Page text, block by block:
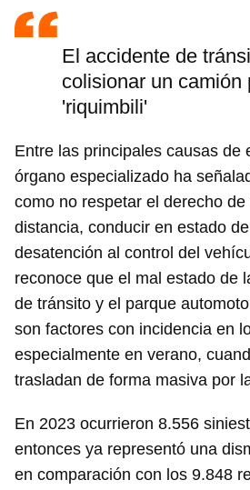
El accidente de
colisionar un camión
'riquimbili'
Entre las principales causas de
órgano especializado ha
como no respetar el derecho
distancia, conducir en estado
desatención al control del
reconoce que el mal estado de
de tránsito y el parque
son factores con incidencia en
especialmente en verano,
trasladan de forma masiva por
En 2023 ocurrieron 8.556
entonces ya representó una
en comparación con los 9.848